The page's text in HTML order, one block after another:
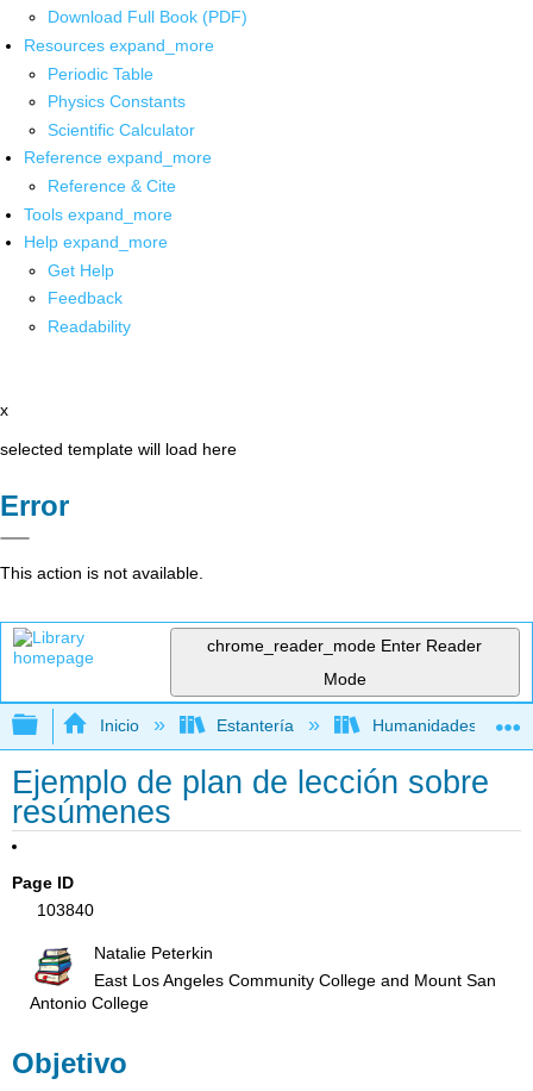
Download Full Book (PDF)
Resources expand_more
Periodic Table
Physics Constants
Scientific Calculator
Reference expand_more
Reference & Cite
Tools expand_more
Help expand_more
Get Help
Feedback
Readability
x
selected template will load here
Error
This action is not available.
chrome_reader_mode Enter Reader
Mode
Expandir/contraer jerarquía global
Inicio Estantería Humanidades
Ejemplo de plan de lección sobre
resúmenes
Page ID
103840
Natalie Peterkin
East Los Angeles Community College and Mount San
Antonio College
Objetivo